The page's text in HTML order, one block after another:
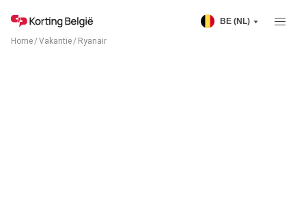
BE (NL)
Home/Vakantie/ Ryanair